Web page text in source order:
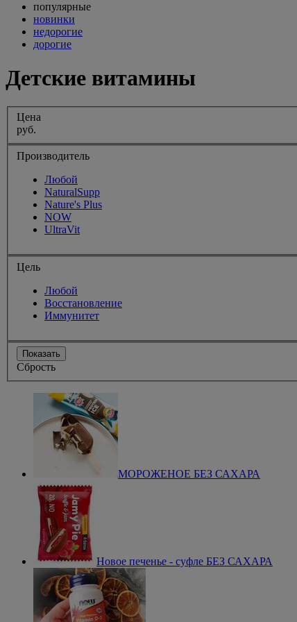
популярные
новинки
недорогие
дорогие
Детские витамины
Цена
руб.
Производитель
Любой
NaturalSupp
Nature's Plus
NOW
UltraVit
Цель
Любой
Восстановление
Иммунитет
Показать
Сбрость
МОРОЖЕНОЕ БЕЗ САХАРА
Новое печенье - суфле БЕЗ САХАРА